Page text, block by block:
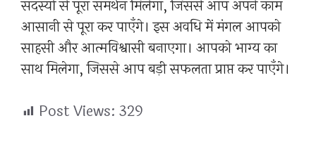
सदस्यों से पूरा समर्थन मिलेगा, जिससे आप अपने काम
आसानी से पूरा कर पाएँगे। इस अवधि में मंगल आपको
साहसी और आत्मविश्वासी बनाएगा। आपको भाग्य का
साथ मिलेगा, जिससे आप बड़ी सफलता प्राप्त कर पाएँगे।
Post Views: 329